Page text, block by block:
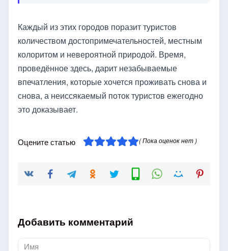
Каждый из этих городов поразит туристов
количеством достопримечательностей, местным
колоритом и невероятной природой. Время,
проведённое здесь, дарит незабываемые
впечатления, которые хочется проживать снова и
снова, а неиссякаемый поток туристов ежегодно
это доказывает.
Оцените статью ( Пока оценок нет )
Добавить комментарий
Имя